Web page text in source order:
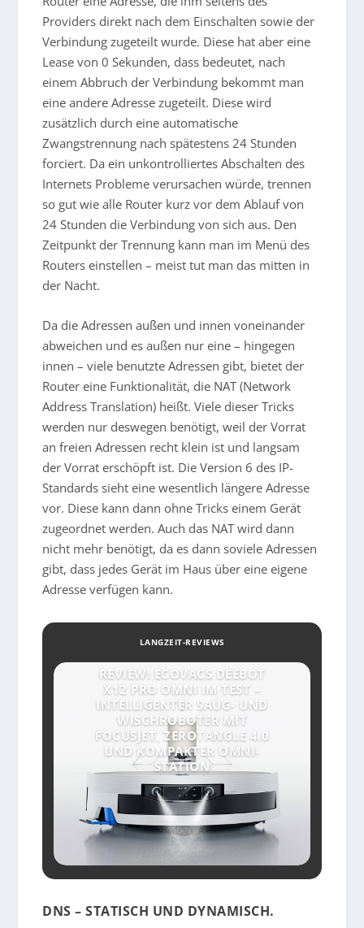
Providers direkt nach dem Einschalten sowie der
Verbindung zugeteilt wurde. Diese hat aber eine
Lease von 0 Sekunden, dass bedeutet, nach
einem Abbruch der Verbindung bekommt man
eine andere Adresse zugeteilt. Diese wird
zusätzlich durch eine automatische
Zwangstrennung nach spätestens 24 Stunden
forciert. Da ein unkontrolliertes Abschalten des
Internets Probleme verursachen würde, trennen
so gut wie alle Router kurz vor dem Ablauf von
24 Stunden die Verbindung von sich aus. Den
Zeitpunkt der Trennung kann man im Menü des
Routers einstellen – meist tut man das mitten in
der Nacht.
Da die Adressen außen und innen voneinander
abweichen und es außen nur eine – hingegen
innen – viele benutzte Adressen gibt, bietet der
Router eine Funktionalität, die NAT (Network
Address Translation) heißt. Viele dieser Tricks
werden nur deswegen benötigt, weil der Vorrat
an freien Adressen recht klein ist und langsam
der Vorrat erschöpft ist. Die Version 6 des IP-
Standards sieht eine wesentlich längere Adresse
vor. Diese kann dann ohne Tricks einem Gerät
zugeordnet werden. Auch das NAT wird dann
nicht mehr benötigt, da es dann soviele Adressen
gibt, dass jedes Gerät im Haus über eine eigene
Adresse verfügen kann.
LANGZEIT-REVIEWS
REVIEW: ECOVACS DEEBOT
X12 PRO OMNI IM TEST –
INTELLIGENTER SAUG- UND
WISCHROBOTER MIT
FOCUSJET, ZEROTANGLE 4.0
UND KOMPAKTER OMNI-
STATION
DNS – STATISCH UND DYNAMISCH.